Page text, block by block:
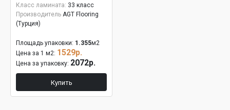
Класс ламината: 33 класс
Производитель AGT Flooring
(Турция)
Площадь упаковки: 1.355м2
Цена за 1 м2: 1529р.
Цена за упаковку: 2072р.
Купить